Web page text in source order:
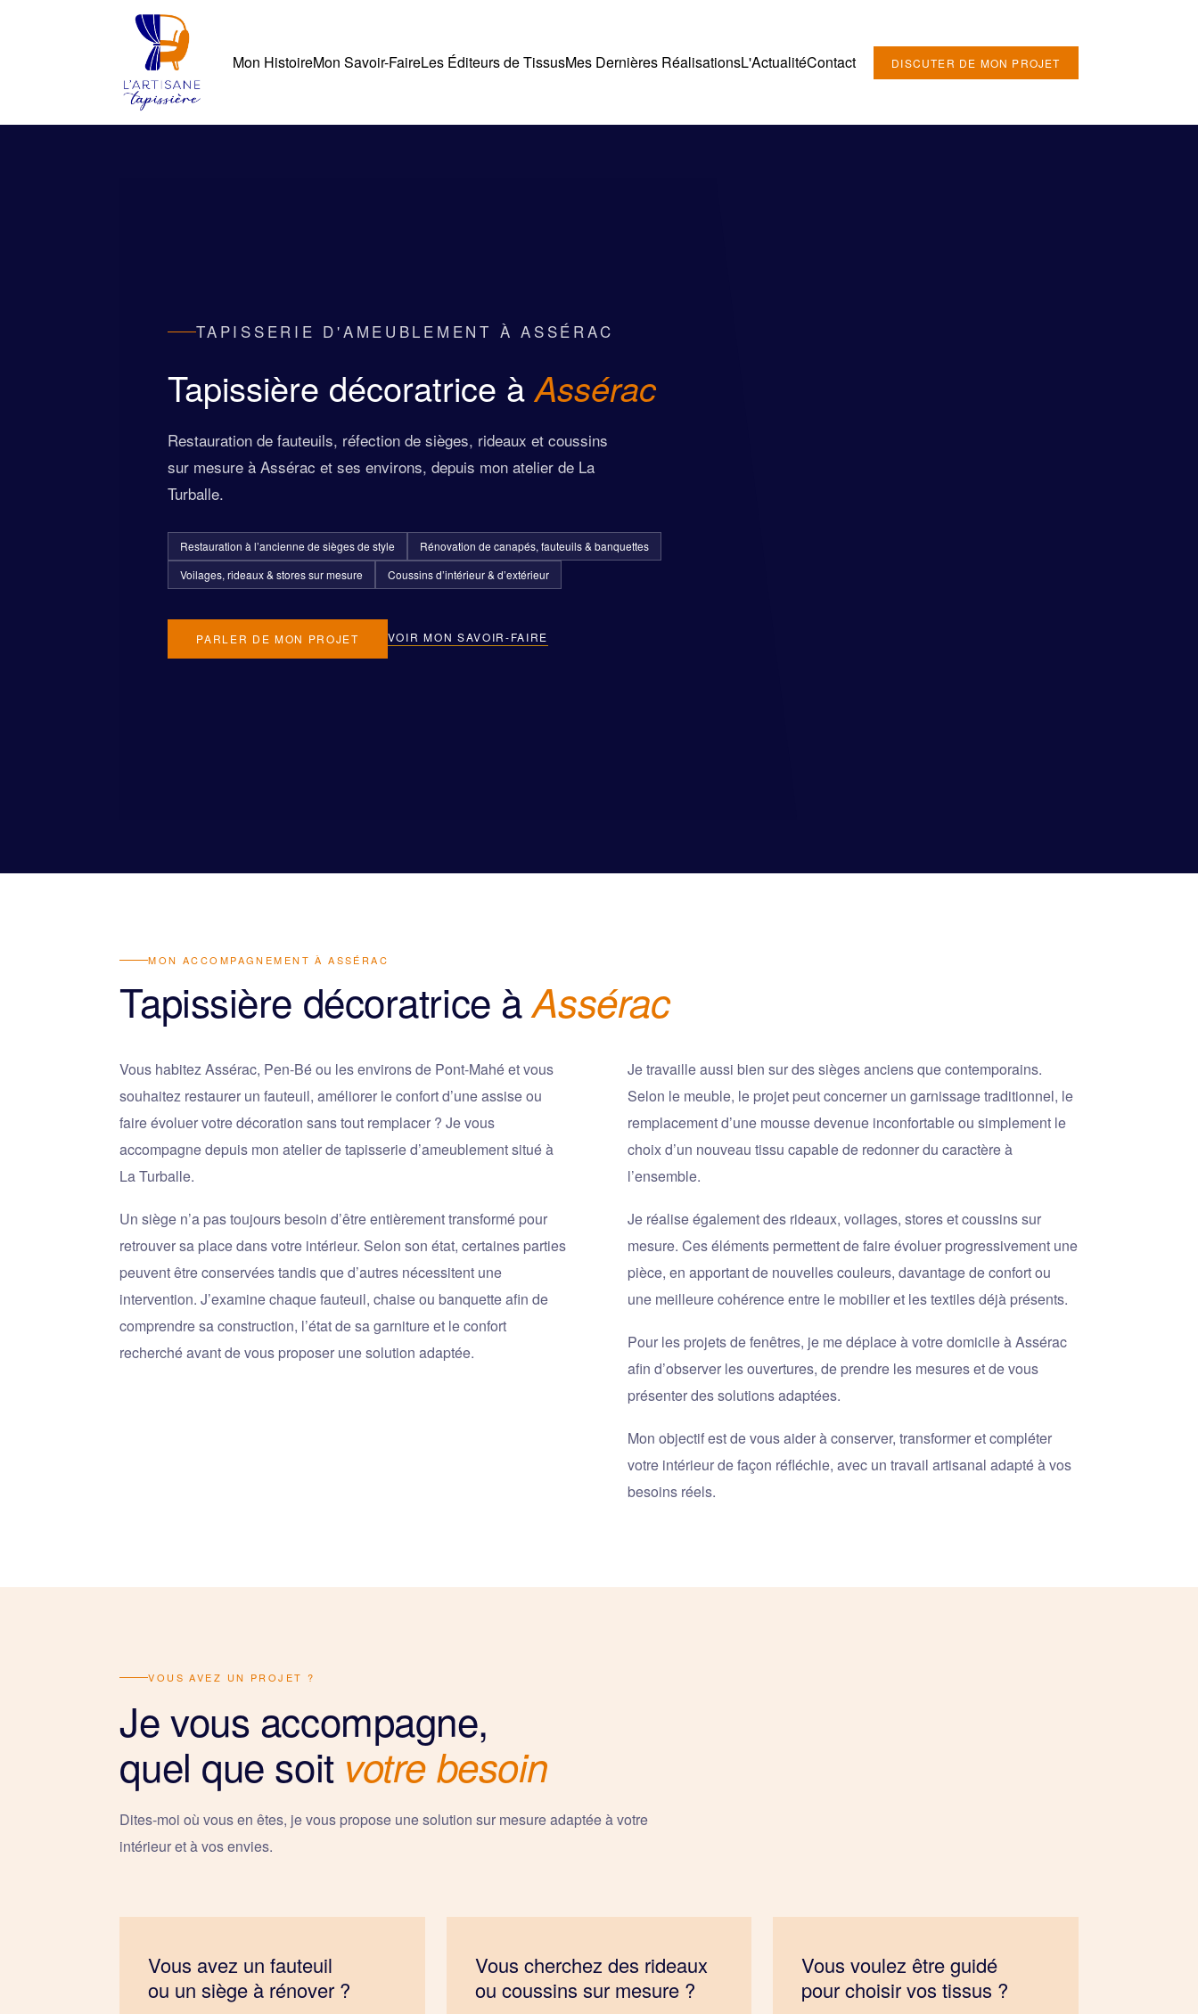
Mon HistoireMon Savoir-FaireLes Éditeurs de TissusMes Dernières RéalisationsL'ActualitéContact DISCUTER DE MON PROJET
TAPISSERIE D'AMEUBLEMENT À ASSÉRAC
Tapissière décoratrice àAssérac
Restauration de fauteuils, réfection de sièges, rideaux et coussins
sur mesure à Assérac et ses environs, depuis mon atelier de La
Turballe.
Restauration à l’ancienne de sièges de style
Rénovation de canapés, fauteuils & banquettes
Voilages, rideaux & stores sur mesure
Coussins d’intérieur & d’extérieur
PARLER DE MON PROJET VOIR MON SAVOIR-FAIRE
MON ACCOMPAGNEMENT À ASSÉRAC
Tapissière décoratrice àAssérac
Vous habitez Assérac, Pen-Bé ou les environs de Pont-Mahé et vous
souhaitez restaurer un fauteuil, améliorer le confort d’une assise ou
faire évoluer votre décoration sans tout remplacer ? Je vous
accompagne depuis mon atelier de tapisserie d’ameublement situé à
La Turballe.
Un siège n’a pas toujours besoin d’être entièrement transformé pour
retrouver sa place dans votre intérieur. Selon son état, certaines parties
peuvent être conservées tandis que d’autres nécessitent une
intervention. J’examine chaque fauteuil, chaise ou banquette afin de
comprendre sa construction, l’état de sa garniture et le confort
recherché avant de vous proposer une solution adaptée.
Je travaille aussi bien sur des sièges anciens que contemporains.
Selon le meuble, le projet peut concerner un garnissage traditionnel, le
remplacement d’une mousse devenue inconfortable ou simplement le
choix d’un nouveau tissu capable de redonner du caractère à
l’ensemble.
Je réalise également des rideaux, voilages, stores et coussins sur
mesure. Ces éléments permettent de faire évoluer progressivement une
pièce, en apportant de nouvelles couleurs, davantage de confort ou
une meilleure cohérence entre le mobilier et les textiles déjà présents.
Pour les projets de fenêtres, je me déplace à votre domicile à Assérac
afin d’observer les ouvertures, de prendre les mesures et de vous
présenter des solutions adaptées.
Mon objectif est de vous aider à conserver, transformer et compléter
votre intérieur de façon réfléchie, avec un travail artisanal adapté à vos
besoins réels.
VOUS AVEZ UN PROJET ?
Je vous accompagne,
quel que soit votre besoin
Dites-moi où vous en êtes, je vous propose une solution sur mesure adaptée à votre
intérieur et à vos envies.
Vous avez un fauteuil
ou un siège à rénover ?
Vous cherchez des rideaux
ou coussins sur mesure ?
Vous voulez être guidé
pour choisir vos tissus ?